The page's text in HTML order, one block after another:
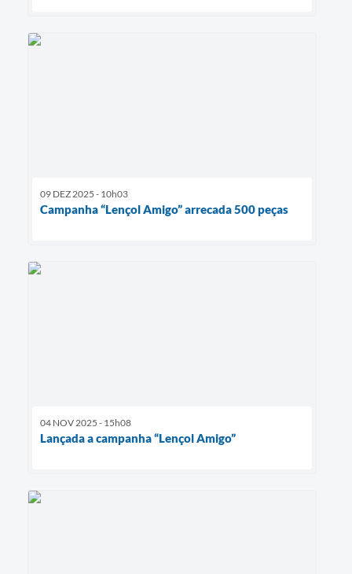
09 DEZ 2025 - 10h03
Campanha “Lençol Amigo” arrecada 500 peças
04 NOV 2025 - 15h08
Lançada a campanha “Lençol Amigo”